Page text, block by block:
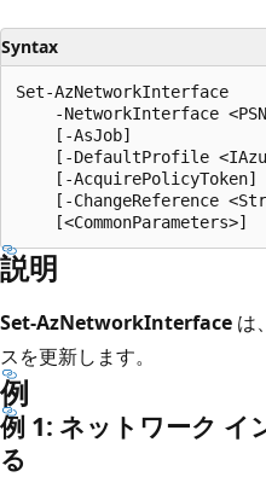
Syntax
Set-AzNetworkInterface
-NetworkInterface
    [-AsJob]
[-DefaultProfile
    [-AcquirePolicyToken]
[-ChangeReference
説明
Set-AzNetworkInterface は
スを更新します。
例
例 1: ネットワーク イ
る